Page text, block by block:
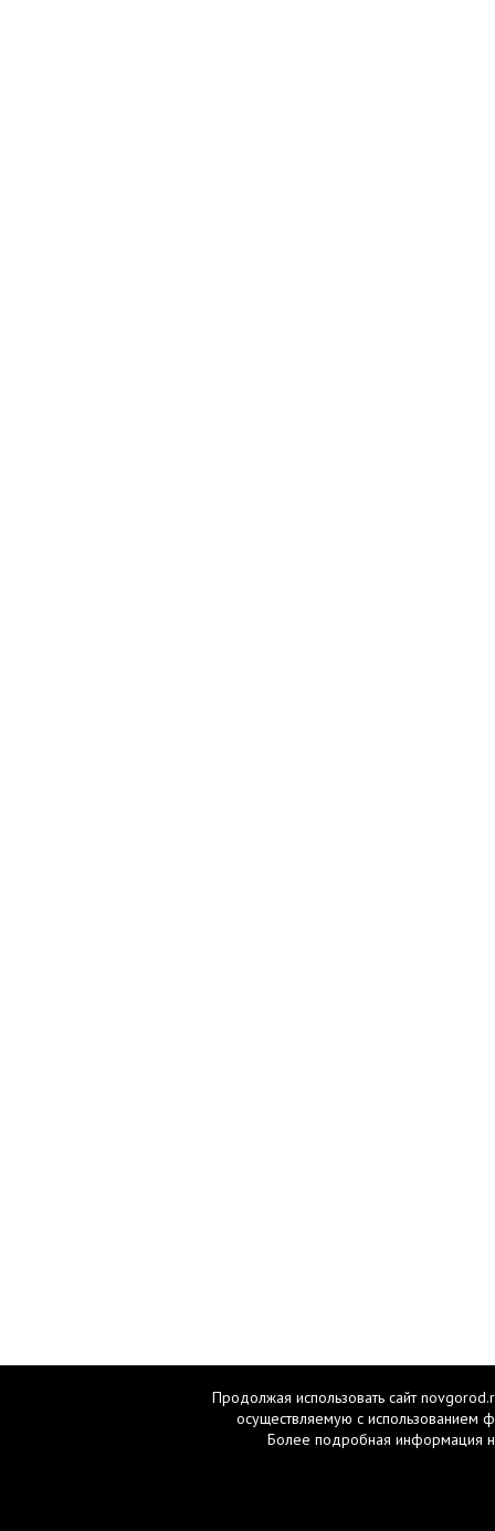
Продолжая использовать сайт
осуществляемую с использованием
Более подробная информация